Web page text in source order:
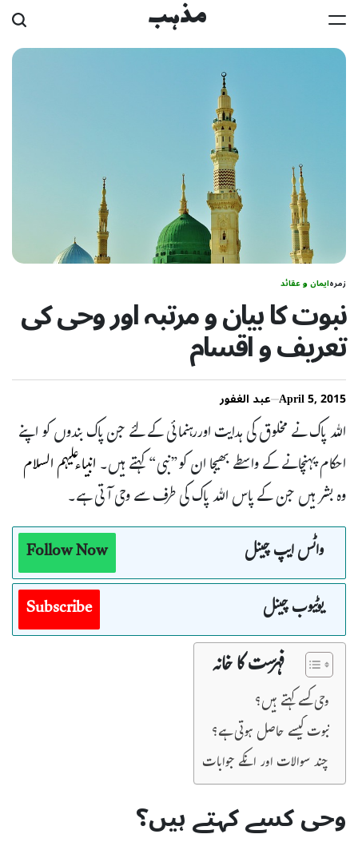
Skip
to
مذہب
زمرہایمان و عقائد
نبوت کا بیان و مرتبہ اور وحی کی
تعریف و اقسام
April 5, 2015 عبد الغفور
اللہ پاک نے مخلوق کی ہدایت اوررہنمائی کے لئے جن پاک بندوں کو اپنے
احکام پہنچانے کے واسطے بھیجا ان کو”نبی“ کہتے ہیں۔انبیاءعلیہم السلام
وہ بشر ہیں جن کے پاس اللہ پاک کی طرف سے وحی آتی ہے۔
واٹس ایپ چینل
Follow Now
یوٹیوب چینل
Subscribe
فہرست کا خانہ
وحی کسے کہتے ہیں؟
نبوت کیسے حاصل ہوتی ہے؟
چند سوالات اور انکے جوابات
وحی کسے کہتے ہیں؟